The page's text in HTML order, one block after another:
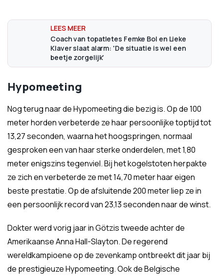
Coach van topatletes Femke Bol en Lieke
Klaver slaat alarm: 'De situatie is wel een
beetje zorgelijk'
Hypomeeting
Nog terug naar de Hypomeeting die bezig is. Op de 100
meter horden verbeterde ze haar persoonlijke toptijd tot
13,27 seconden, waarna het hoogspringen, normaal
gesproken een van haar sterke onderdelen, met 1,80
meter enigszins tegenviel. Bij het kogelstoten herpakte
ze zich en verbeterde ze met 14,70 meter haar eigen
beste prestatie. Op de afsluitende 200 meter liep ze in
een persoonlijk record van 23,13 seconden naar de winst.
Dokter werd vorig jaar in Götzis tweede achter de
Amerikaanse Anna Hall-Slayton. De regerend
wereldkampioene op de zevenkamp ontbreekt dit jaar bij
de prestigieuze Hypomeeting. Ook de Belgische